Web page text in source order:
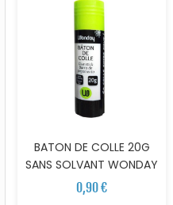
BATON DE COLLE 20G
SANS SOLVANT WONDAY
0,90 €